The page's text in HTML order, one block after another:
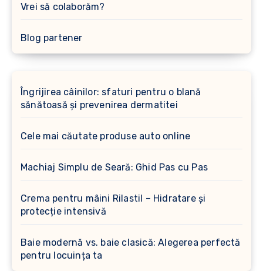
Vrei să colaborăm?
Blog partener
Îngrijirea câinilor: sfaturi pentru o blană
sănătoasă și prevenirea dermatitei
Cele mai căutate produse auto online
Machiaj Simplu de Seară: Ghid Pas cu Pas
Crema pentru mâini Rilastil – Hidratare și
protecție intensivă
Baie modernă vs. baie clasică: Alegerea perfectă
pentru locuința ta